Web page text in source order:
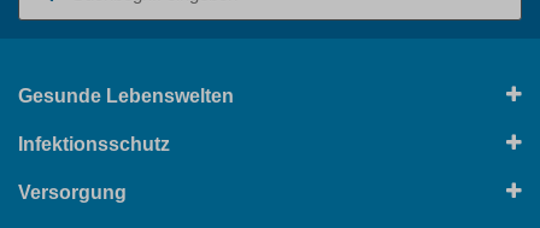
Gesunde Lebenswelten
Infektionsschutz
Versorgung